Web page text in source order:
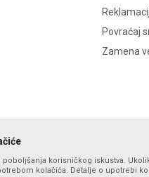
Povraćaj
Zamena
korisničkog iskustva.
kolačića. Detalje o upotrebi